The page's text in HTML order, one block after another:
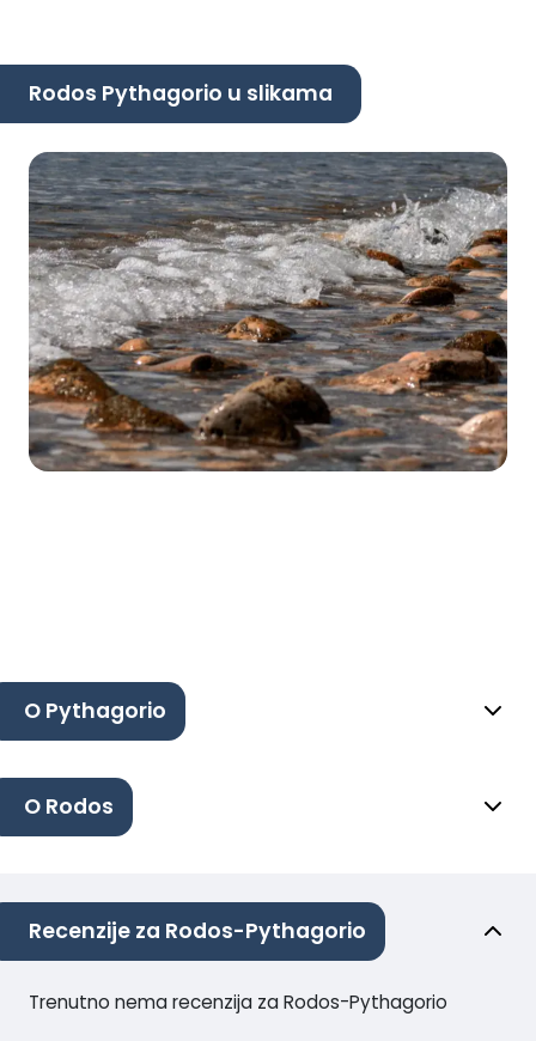
Rodos Pythagorio u slikama
O Pythagorio
O Rodos
Recenzije za Rodos-Pythagorio
Trenutno nema recenzija za Rodos-Pythagorio